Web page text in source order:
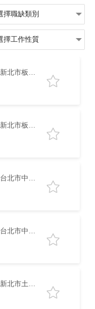
新北市板橋區
新北市板橋區
台北市中山區
台北市中山區
新北市土城區